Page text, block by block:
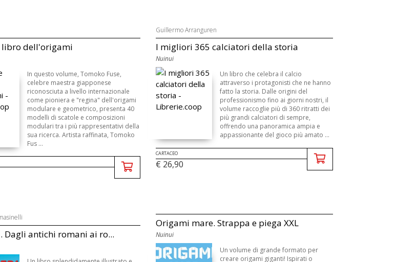
libro dell'origami
In questo volume, Tomoko Fuse,
celebre maestra giapponese
riconosciuta a livello internazionale
come pioniera e "regina" dell'origami
modulare e geometrico, presenta 40
modelli di scatole e composizioni
modulari tra i più rappresentativi della
sua ricerca. Artista raffinata, Tomoko
Fus ...
Guillermo Arranguren
I migliori 365 calciatori della storia
Nuinui
Un libro che celebra il calcio
attraverso i protagonisti che ne hanno
fatto la storia. Dalle origini del
professionismo fino ai giorni nostri, il
volume raccoglie più di 360 ritratti dei
più grandi calciatori di sempre,
offrendo una panoramica ampia e
appassionante del gioco più amato ...
CARTACEO
€ 26,90
Dagli antichi romani ai ro...
Origami mare. Strappa e piega XXL
Nuinui
Un volume di grande formato per
creare origami giganti! Ispirati o